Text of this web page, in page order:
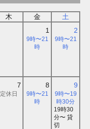
木 金
土
1
9時〜21
時
2
9時〜21
時
7
定休日
8
9時〜21
時
9
9時〜19
時30分
19時30
分〜 貸
切